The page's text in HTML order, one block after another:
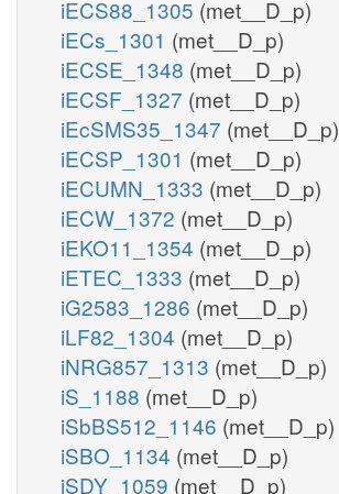
iECS88_1305 (met__D_p)
iECs_1301 (met__D_p)
iECSE_1348 (met__D_p)
iECSF_1327 (met__D_p)
iEcSMS35_1347 (met__D_p)
iECSP_1301 (met__D_p)
iECUMN_1333 (met__D_p)
iECW_1372 (met__D_p)
iEKO11_1354 (met__D_p)
iETEC_1333 (met__D_p)
iG2583_1286 (met__D_p)
iLF82_1304 (met__D_p)
iNRG857_1313 (met__D_p)
iS_1188 (met__D_p)
iSbBS512_1146 (met__D_p)
iSBO_1134 (met__D_p)
iSDY_1059 (met__D_p)